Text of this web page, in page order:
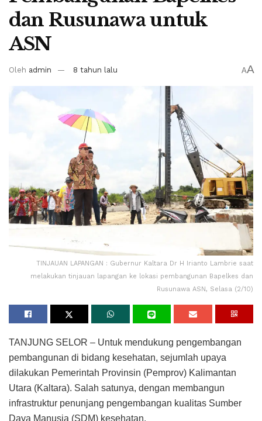
dan Rusunawa untuk
ASN
Oleh admin 8 tahun lalu AA
TINJAUAN LAPANGAN : Gubernur Kaltara Dr H Irianto Lambrie saat
melakukan tinjauan lapangan ke lokasi pembangunan Bapelkes dan
Rusunawa ASN, Selasa (2/10)
TANJUNG SELOR – Untuk mendukung pengembangan
pembangunan di bidang kesehatan, sejumlah upaya
dilakukan Pemerintah Provinsin (Pemprov) Kalimantan
Utara (Kaltara). Salah satunya, dengan membangun
infrastruktur penunjang pengembangan kualitas Sumber
Daya Manusia (SDM) kesehatan.